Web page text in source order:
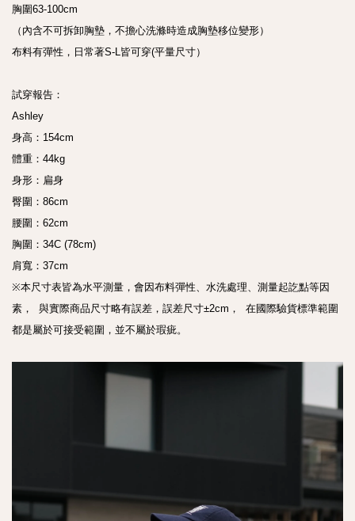
胸圍63-100cm
（內含不可拆卸胸墊，不擔心洗滌時造成胸墊移位變形）
布料有彈性，日常著S-L皆可穿(平量尺寸）
試穿報告：
Ashley
身高：154cm
體重：44kg
身形：扁身
臀圍：86cm
腰圍：62cm
胸圍：34C (78cm)
肩寬：37cm
※本尺寸表皆為水平測量，會因布料彈性、水洗處理、測量起訖點等因
素，  與實際商品尺寸略有誤差，誤差尺寸±2cm，  在國際驗貨標準範圍
都是屬於可接受範圍，並不屬於瑕疵。